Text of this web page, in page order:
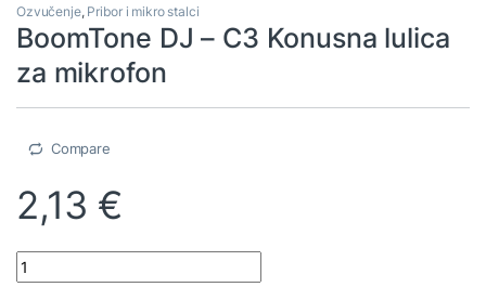
Ozvučenje, Pribor i mikro stalci
BoomTone DJ – C3 Konusna lulica
za mikrofon
Compare
2,13 €
BoomTone DJ - C3 Konusna lulica za mikrofon quantity